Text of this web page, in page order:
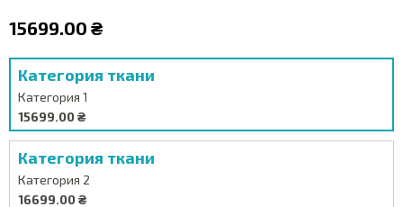
15699.00 ₴
Категория ткани
Категория 1
15699.00 ₴
Категория ткани
Категория 2
16699.00 ₴